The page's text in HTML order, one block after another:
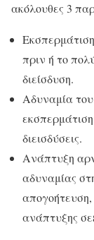
ακόλουθες 3
πριν ή το
διείσδυση.
Αδυναμία
διεισδύσεις.
Aνάπτυξη
αδυναμίας
ανάπτυξης